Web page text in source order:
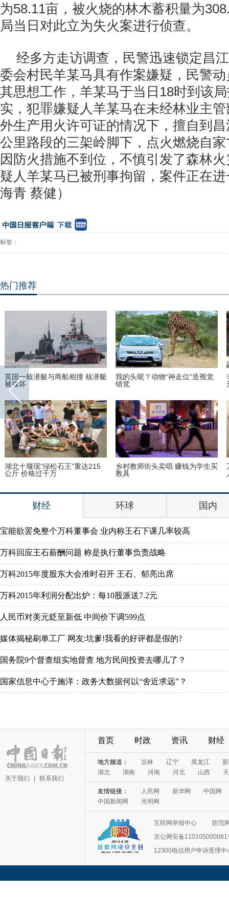
为58.11亩，被火烧的林木蓄积量为
局当日对此立为失火案进行侦查。
经多方走访调查，民警迅速锁定昌
委会村民羊某马具有作案嫌疑，民警
其思想工作，羊某马于当日18时到该
实，犯罪嫌疑人羊某马在未经林业主
外生产用火许可证的情况下，擅自到
公里路段的三架岭脚下，点火燃烧自
因防火措施不到位，不慎引发了森林
疑人羊某马已被刑事拘留，案件正在
海青 蔡健）
标签：
热门推荐
英国一核潜艇与商船相撞 核潜艇
被撞坏
我的头呢？动物“神走位”造视觉
错觉
湖北十堰现“绿松石王”重达215
公斤 价格过千万
乡村教师街头卖唱 赚钱为学生买
教具
财经 环球 国内
宝能欲罢免整个万科董事会 业内称王石下课几率较高
万科回应王石薪酬问题 称是执行董事负责战略
万科2015年度股东大会准时召开 王石、郁亮出席
万科2015年利润分配出炉：每10股派送7.2元
人民币对美元贬至新低 中间价下调599点
媒体揭秘刷单工厂 网友:坑爹!我看的好评都是假的?
国务院9个督查组实地督查 地方民间投资去哪儿了？
国家信息中心于施洋：政务大数据何以“舍近求远”？
关于我们 联系我们
首页 时政 资讯 财经
地方频道： 吉林 辽宁 黑龙江
湖北
湖南 河南 河北 山西
友情链接： 人民网 新华网
中国网
中国新闻网
光明网
互联网举报中心
防范
京公网安备110105000081
12300电信用户申诉受理中